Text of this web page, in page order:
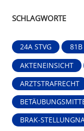
SCHLAGWORTE
24A STVG 81B
AKTENEINSICHT
ARZTSTRAFRECHT
BRAK-